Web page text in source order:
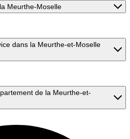
Meurthe-Moselle
dans la Meurthe-et-Moselle
de la Meurthe-et-